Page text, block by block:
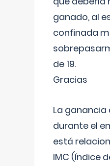
ganado, al
confinada
de 19.
Gracias
La ganancia
durante el
está
IMC (índice